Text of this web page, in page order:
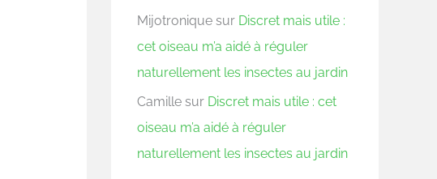
Mijotronique sur Discret mais utile :
cet oiseau m’a aidé à réguler
naturellement les insectes au jardin
Camille sur Discret mais utile : cet
oiseau m’a aidé à réguler
naturellement les insectes au jardin